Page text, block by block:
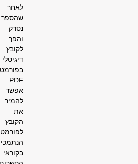
לאחר
שהספר
נסרק
והפך
לקובץ
דיגיטלי
בפורמט
PDF
אפשר
להמיר
את
הקובץ
בקוראי